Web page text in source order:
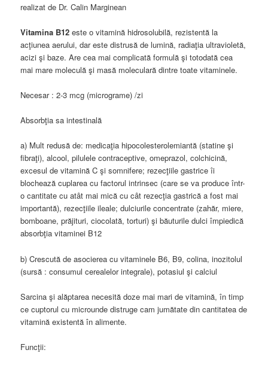
realizat de Dr. Calin Marginean
Vitamina B12 este o vitamină hidrosolubilă, rezistentă la
acţiunea aerului, dar este distrusă de lumină, radiaţia ultravioletă,
acizi şi baze. Are cea mai complicată formulă şi totodată cea
mai mare moleculă şi masă moleculară dintre toate vitaminele.
Necesar : 2-3 mcg (micrograme) /zi
Absorbţia sa intestinală
a) Mult redusă de: medicaţia hipocolesterolemiantă (statine şi
fibraţi), alcool, pilulele contraceptive, omeprazol, colchicină,
excesul de vitamină C şi somnifere; rezecţiile gastrice îi
blochează cuplarea cu factorul intrinsec (care se va produce într-
o cantitate cu atât mai mică cu cât rezecţia gastrică a fost mai
importantă), rezecţiile ileale; dulciurile concentrate (zahăr, miere,
bomboane, prăjituri, ciocolată, torturi) şi băuturile dulci împiedică
absorbţia vitaminei B12
b) Crescută de asocierea cu vitaminele B6, B9, colina, inozitolul
(sursă : consumul cerealelor integrale), potasiul şi calciul
Sarcina şi alăptarea necesită doze mai mari de vitamină, în timp
ce cuptorul cu microunde distruge cam jumătate din cantitatea de
vitamină existentă în alimente.
Funcţii: